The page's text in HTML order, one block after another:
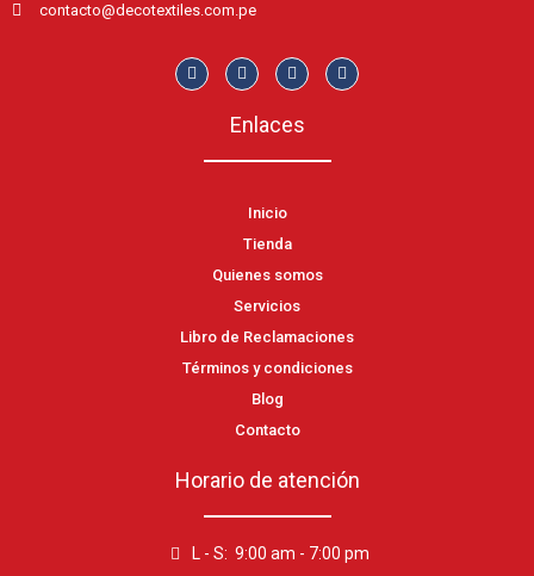
contacto@decotextiles.com.pe
Enlaces
Inicio
Tienda
Quienes somos
Servicios
Libro de Reclamaciones
Términos y condiciones
Blog
Contacto
Horario de atención
L - S: 9:00 am - 7:00 pm